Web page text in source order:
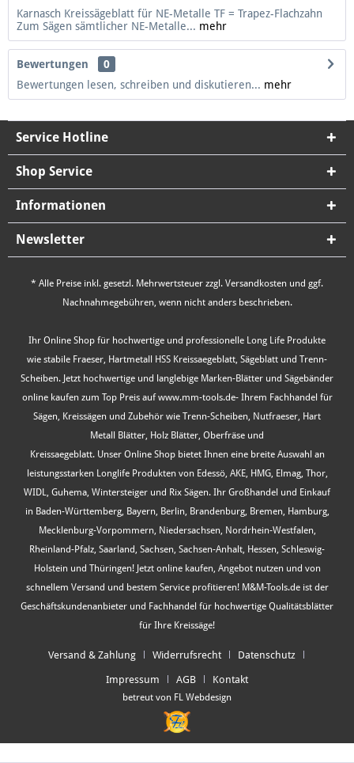
Karnasch Kreissägeblatt für NE-Metalle TF = Trapez-Flachzahn
Zum Sägen sämtlicher NE-Metalle... mehr
Bewertungen
0
Bewertungen lesen, schreiben und diskutieren... mehr
Service Hotline
Shop Service
Informationen
Newsletter
* Alle Preise inkl. gesetzl. Mehrwertsteuer zzgl. Versandkosten und ggf.
Nachnahmegebühren, wenn nicht anders beschrieben.
Ihr Online Shop für hochwertige und professionelle Long Life Produkte
wie stabile Fraeser, Hartmetall HSS Kreissaegeblatt, Sägeblatt und Trenn-
Scheiben. Jetzt hochwertige und langlebige Marken-Blätter und Sägebänder
online kaufen zum Top Preis auf www.mm-tools.de- Ihrem Fachhandel für
Sägen, Kreissägen und Zubehör wie Trenn-Scheiben, Nutfraeser, Hart
Metall Blätter, Holz Blätter, Oberfräse und
Kreissaegeblatt. Unser Online Shop bietet Ihnen eine breite Auswahl an
leistungsstarken Longlife Produkten von Edessö, AKE, HMG, Elmag, Thor,
WIDL, Guhema, Wintersteiger und Rix Sägen. Ihr Großhandel und Einkauf
in Baden-Württemberg, Bayern, Berlin, Brandenburg, Bremen, Hamburg,
Mecklenburg-Vorpommern, Niedersachsen, Nordrhein-Westfalen,
Rheinland-Pfalz, Saarland, Sachsen, Sachsen-Anhalt, Hessen, Schleswig-
Holstein und Thüringen! Jetzt online kaufen, Angebot nutzen und von
schnellem Versand und bestem Service profitieren! M&M-Tools.de ist der
Geschäftskundenanbieter und Fachhandel für hochwertige Qualitätsblätter
für Ihre Kreissäge!
Versand & Zahlung Widerrufsrecht Datenschutz
Impressum AGB Kontakt
betreut von FL Webdesign